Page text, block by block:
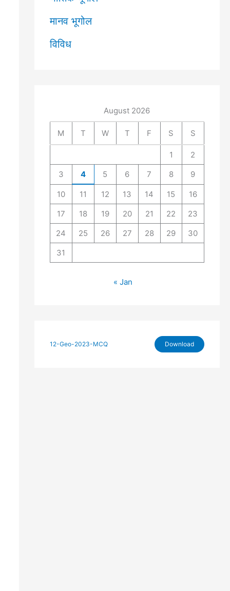
मानव भूगोल
विविध
August 2026
M T W T F S S
1
2
3
4 5 6 7 8 9
10 11 12 13 14 15
16
17
18 19 20 21 22
23
24
25 26 27 28 29
30
31
« Jan
12-Geo-2023-MCQ Download